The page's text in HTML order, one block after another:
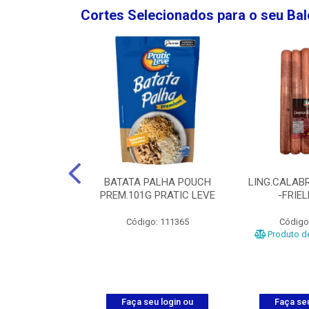
Cortes Selecionados para o seu
BATATA PALHA POUCH
PREM.101G PRATIC LEVE
Código: 111365
Faça seu login ou
-
Produto
Faça